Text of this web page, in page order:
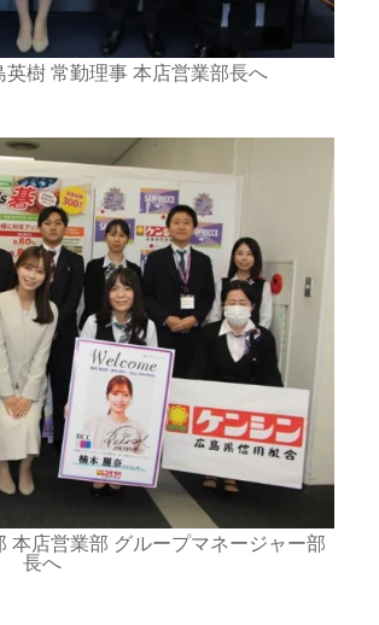
樹 常勤理事 本店営業部長へ
本店営業部 グループマネージャー部
長へ